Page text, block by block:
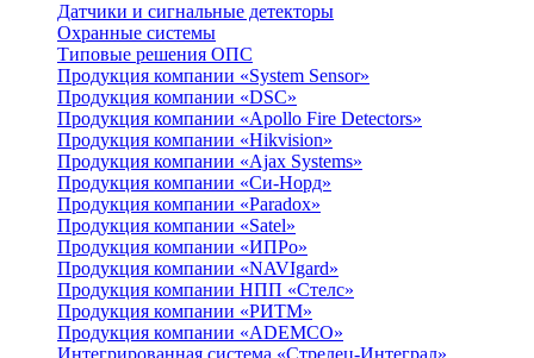
Датчики и сигнальные детекторы
Охранные системы
Типовые решения ОПС
Продукция компании «System Sensor»
Продукция компании «DSC»
Продукция компании «Apollo Fire Detectors»
Продукция компании «Hikvision»
Продукция компании «Ajax Systems»
Продукция компании «Си-Норд»
Продукция компании «Paradox»
Продукция компании «Satel»
Продукция компании «ИПРо»
Продукция компании «NAVIgard»
Продукция компании НПП «Стелс»
Продукция компании «РИТМ»
Продукция компании «ADEMCO»
Интегрированная система «Стрелец-Интеграл»